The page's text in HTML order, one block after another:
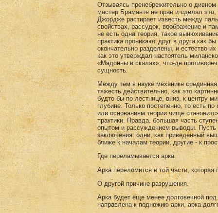
Отзываясь пренебрежительно о
мастер Браманте не прав и сделал
Джордже растирает известь между
свойствах, рассудок, воображение и
не есть одна теория, такое
практика проникают друг в друга как
окончательно разделены, и естество
как это утверждал настоятель
«Мадонны в скалах», что-де
сущность.
Между тем в науке механике
тяжесть действительно, как это
будто бы по лестнице, вниз, к центру
глубине. Только постепенно, то есть
или основаниям теории чище
практики. Правда, большая часть
опытом и рассуждением выводы. Пусть
заключения: одни, как приведенный
ближе к началам теории, другие - к
Где переламывается арка.
Арка переломится в той части,
О другой причине разрушения.
Арка будет еще менее долговечной
направлена к подножию арки, арка